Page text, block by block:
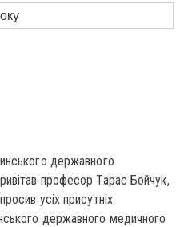
державного
професор Тарас Бойчук,
усіх присутніх
державного медичного